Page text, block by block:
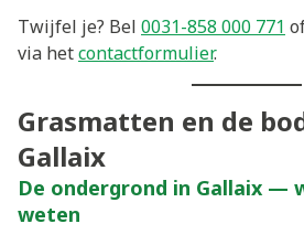
Twijfel je? Bel 0031-858 000 771
via hetcontactformulier.
Grasmatten en de
Gallaix
De ondergrond in Gallaix —
weten